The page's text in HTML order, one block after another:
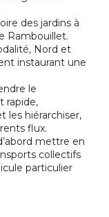
des jardins à
Rambouillet.
Nord et
instaurant une
le
rapide,
les hiérarchiser,
flux.
mettre en
collectifs
particulier